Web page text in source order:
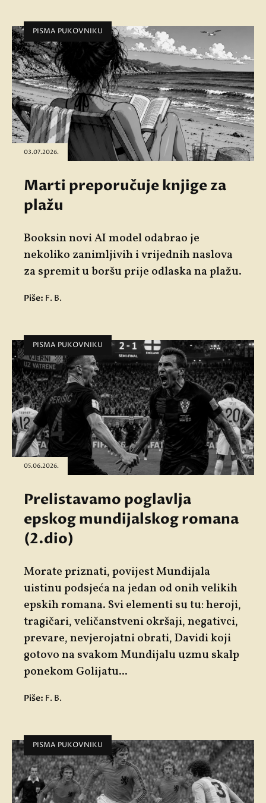
PISMA PUKOVNIKU
03.07.2026.
Marti preporučuje knjige za
plažu
Booksin novi AI model odabrao je
nekoliko zanimljivih i vrijednih naslova
za spremit u boršu prije odlaska na plažu.
Piše: F. B.
PISMA PUKOVNIKU
05.06.2026.
Prelistavamo poglavlja
epskog mundijalskog romana
(2.dio)
Morate priznati, povijest Mundijala
uistinu podsjeća na jedan od onih velikih
epskih romana. Svi elementi su tu: heroji,
tragičari, veličanstveni okršaji, negativci,
prevare, nevjerojatni obrati, Davidi koji
gotovo na svakom Mundijalu uzmu skalp
ponekom Golijatu...
Piše: F. B.
PISMA PUKOVNIKU